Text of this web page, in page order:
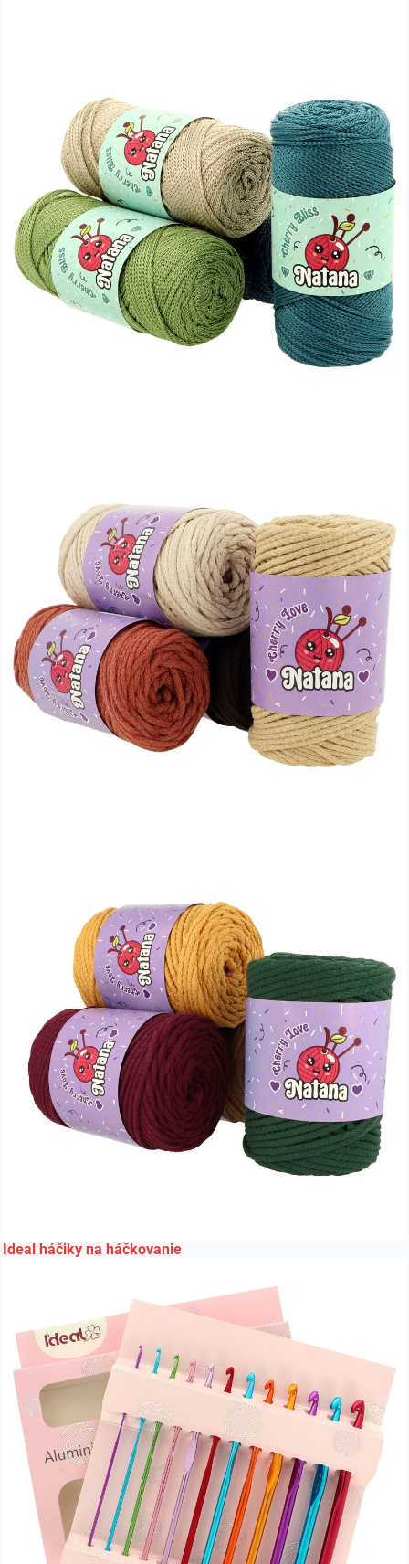
Ideal háčiky na háčkovanie